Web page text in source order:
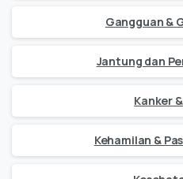
Gangguan &
Jantung dan
Kanker
Kehamilan &